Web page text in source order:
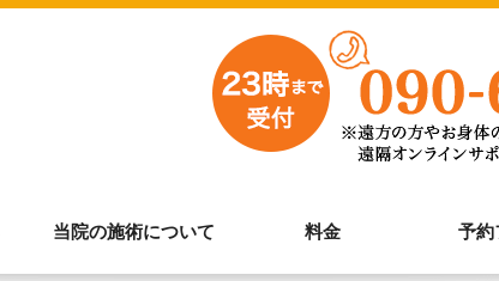
当院の施術について 料金 予約